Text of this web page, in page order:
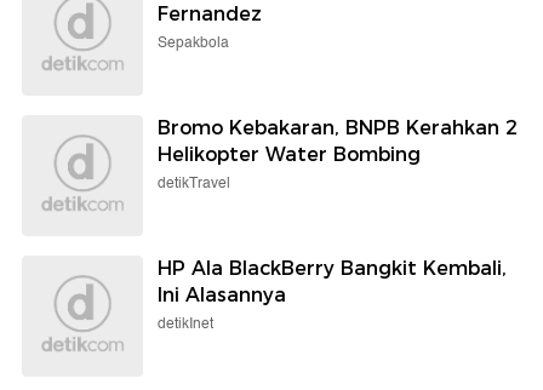
Fernandez
Sepakbola
Bromo Kebakaran, BNPB Kerahkan 2
Helikopter Water Bombing
detikTravel
HP Ala BlackBerry Bangkit Kembali,
Ini Alasannya
detikInet